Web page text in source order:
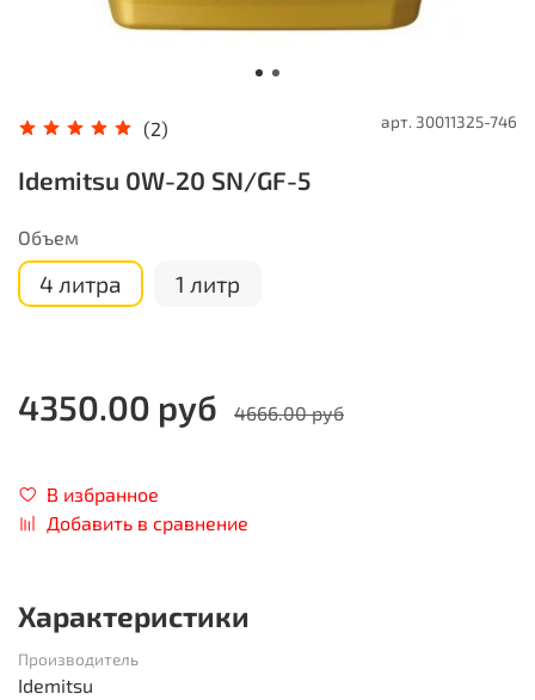
(2) арт. 30011325-746
Idemitsu 0W-20 SN/GF-5
Объем
4 литра 1 литр
4350.00 руб 4666.00 руб
В избранное
Добавить в сравнение
Характеристики
Производитель
Idemitsu